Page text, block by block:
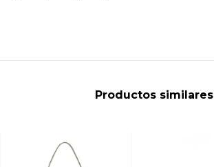
Productos similares